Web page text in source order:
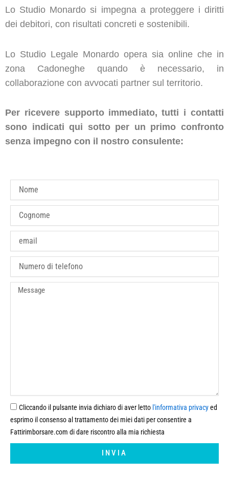
Lo Studio Monardo si impegna a proteggere i diritti
dei debitori, con risultati concreti e sostenibili.
Lo Studio Legale Monardo opera sia online che in
zona Cadoneghe quando è necessario, in
collaborazione con avvocati partner sul territorio.
Per ricevere supporto immediato, tutti i contatti
sono indicati qui sotto per un primo confronto
senza impegno con il nostro consulente:
Message
Cliccando il pulsante invia dichiaro di aver letto l'informativa privacyed
esprimo il consenso al trattamento dei miei dati per consentire a
Fattirimborsare.com di dare riscontro alla mia richiesta
INVIA